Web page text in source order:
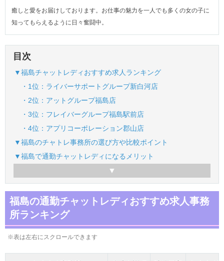
癒しと愛をお届けしております。お仕事の魅力を一人でも多くの女の子に
知ってもらえるように日々奮闘中。
目次
▼福島チャットレディおすすめ求人ランキング
・1位：ライバーサポートグループ新白河店
・2位：アットグループ福島店
・3位：フレイバーグループ福島駅前店
・4位：アプリコーポレーション郡山店
▼福島のチャトレ事務所の選び方や比較ポイント
▼福島で通勤チャットレディになるメリット
福島の通勤チャットレディおすすめ求人事務
所ランキング
※表は左右にスクロールできます